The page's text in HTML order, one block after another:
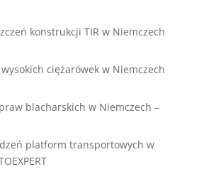
konstrukcji TIR w Niemczech
ciężarówek w Niemczech
blacharskich w Niemczech –
platform transportowych w